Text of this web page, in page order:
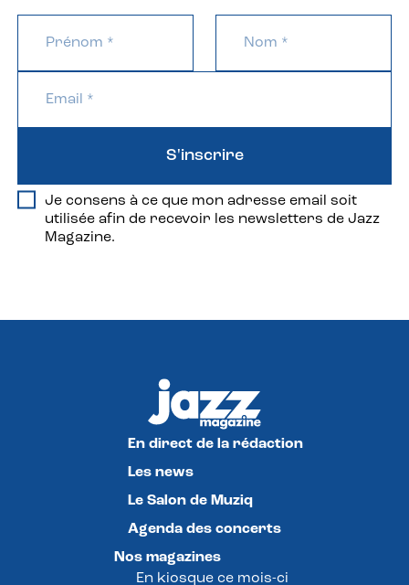
Je consens à ce que mon adresse email soit
utilisée afin de recevoir les newsletters de Jazz
Magazine.
S'inscrire
En direct de la rédaction
Les news
Le Salon de Muziq
Agenda des concerts
Nos magazines
En kiosque ce mois-ci